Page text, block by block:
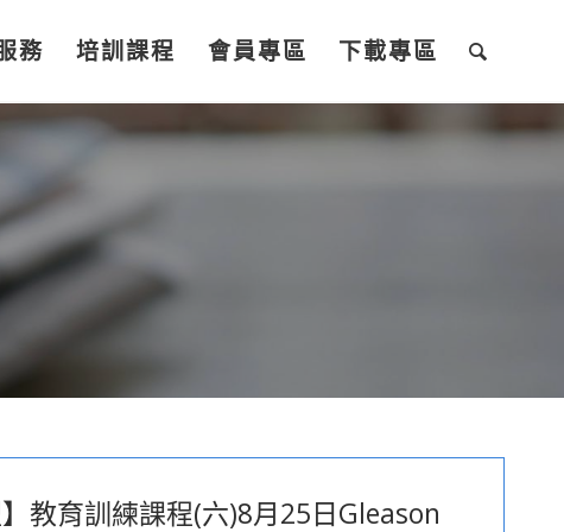
務 培訓課程 會員專區 下載專區
教育訓練課程(六)8月25日Gleason